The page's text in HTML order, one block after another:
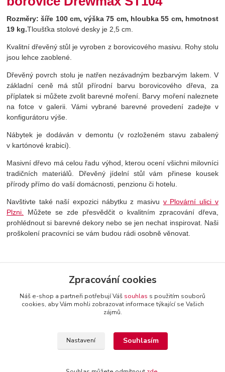
Rozměry:šíře 100 cm, výška 75 cm, hloubka 55 cm, hmotnost
19 kg.Tloušťka stolové desky je 2,5 cm.
Kvalitní dřevěný stůl je vyroben z borovicového masivu. Rohy stolu
jsou lehce zaoblené.
Dřevěný povrch stolu je natřen nezávadným bezbarvým lakem. V
základní ceně má stůl přírodní barvu borovicového dřeva, za
příplatek si můžete zvolit barevné moření. Barvy moření naleznete
na fotce v galerii. Vámi vybrané barevné provedení zadejte v
konfigurátoru výše.
Nábytek je dodáván v demontu (v rozloženém stavu zabalený
v kartónové krabici).
Masivní dřevo má celou řadu výhod, kterou ocení všichni milovníci
tradičních materiálů. Dřevěný jídelní stůl vám přinese kousek
přírody přímo do vaší domácnosti, penzionu či hotelu.
Navštivte také naší expozici nábytku z masivu v Plovární ulici v
Plzni.
Můžete se zde přesvědčit o kvalitním zpracování dřeva,
prohlédnout si barevné dekory nebo se jen nechat inspirovat. Naši
proškolení pracovníci se vám budou rádi osobně věnovat.
oTTo interier s.r.o. +420 774 116 144 Kontakty a
Obchodní podmínky-Reklamační řád
Zpracování cookies
Náš e-shop a partneři potřebují Váš souhlas s použitím souborů
cookies, aby Vám mohli zobrazovat informace týkající se Vašich
zájmů.
Nastavení Souhlasím